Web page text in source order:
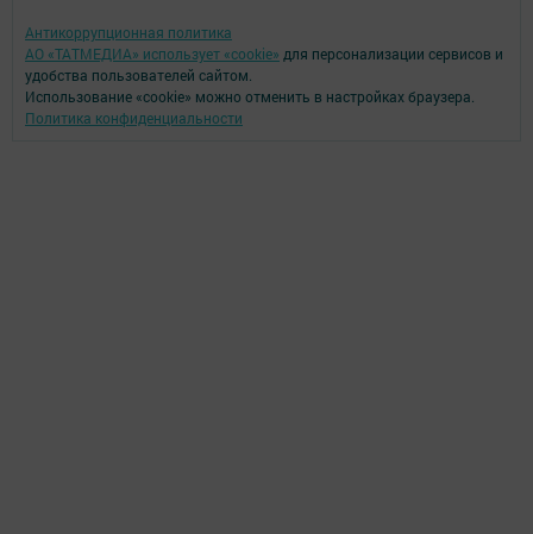
Антикоррупционная политика
АО «ТАТМЕДИА» использует «cookie» для персонализации сервисов и
удобства пользователей сайтом.
Использование «cookie» можно отменить в настройках браузера.
Политика конфиденциальности